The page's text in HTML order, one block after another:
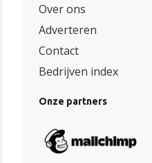
Over ons
Adverteren
Contact
Bedrijven index
Onze partners